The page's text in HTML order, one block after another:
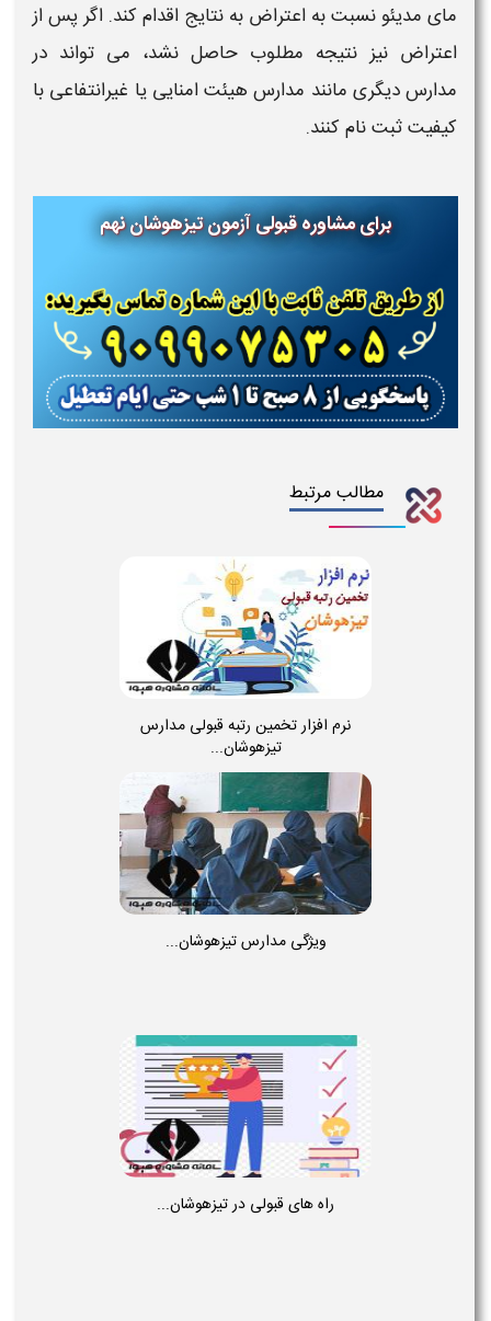
مای مدیئو نسبت به اعتراض به نتایج اقدام کند. اگر پس از
اعتراض نیز نتیجه مطلوب حاصل نشد، می تواند در
مدارس دیگری مانند مدارس هیئت امنایی یا غیرانتفاعی با
کیفیت ثبت نام کنند.
برای مشاوره قبولیآزمون تیزهوشان نهم
مطالب مرتبط
نرم افزار تخمین رتبه قبولی مدارس
تیزهوشان...
ویژگی مدارس تیزهوشان...
راه های قبولی در تیزهوشان...